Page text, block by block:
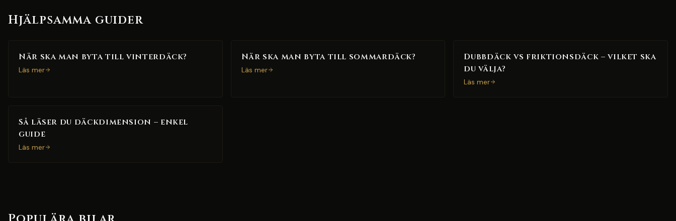
Hjälpsamma guider
När ska man byta till vinterdäck?
Läs mer
När ska man byta till sommardäck?
Läs mer
Dubbdäck vs friktionsdäck – vilket ska
du välja?
Läs mer
Så läser du däckdimension – enkel
guide
Läs mer